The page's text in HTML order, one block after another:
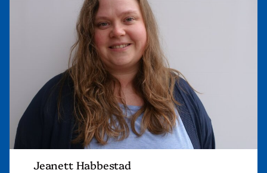
Jeanett Habbestad
Habbestad"